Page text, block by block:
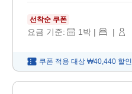
선착순 쿠폰
요금 기준: 1 박 | |
쿠폰 적용 대상 ₩40,440 할인